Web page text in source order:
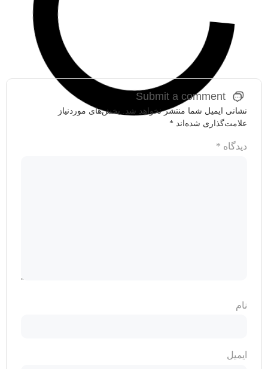
Submit a comment
نشانی ایمیل شما منتشر نخواهد شد. بخش‌های موردنیاز
علامت‌گذاری شده‌اند *
دیدگاه *
نام
ایمیل